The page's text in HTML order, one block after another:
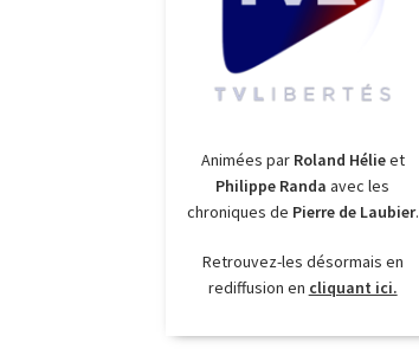
Animées par Roland Hélieet
Philippe Randa avec les
chroniques de Pierre de Laubier.
Retrouvez-les désormais en
rediffusion en cliquant ici.